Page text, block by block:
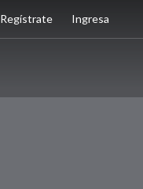
Regístrate Ingresa